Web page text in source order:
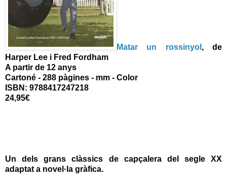
Matar un rossinyol , de
Harper Lee i Fred Fordham
A partir de 12 anys
Cartoné - 288 pàgines - mm - Color
ISBN: 9788417247218
24,95€
Un dels grans clàssics de capçalera del segle XX
adaptat a novel·la gràfica.